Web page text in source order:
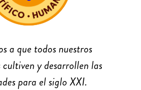
a que todos nuestros
y desarrollen las
para el siglo XXI.